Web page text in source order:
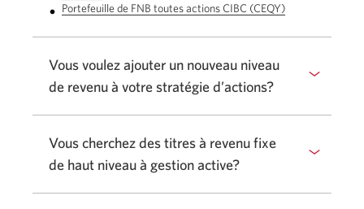
s’affichera.
nouvelle
s’affichera.
Portefeuille de FNB toutes actions CIBC (CEQY)
fenêtre
Vous voulez ajouter un nouveau niveau
de revenu à votre stratégie d’actions?
Vous cherchez des titres à revenu fixe
de haut niveau à gestion active?